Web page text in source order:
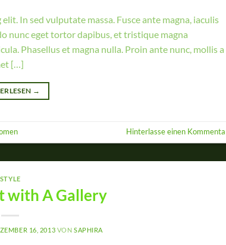
In sed vulputate massa. Fusce ante magna, iaculis
nunc eget tortor dapibus, et tristique magna
Phasellus et magna nulla. Proin ante nunc, mollis a
[…]
→
Hinterlasse einen
STYLE
with A Gallery
16, 2013 VON SAPHIRA